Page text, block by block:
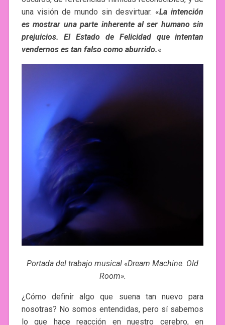
una visión de mundo sin desvirtuar. «La intención
es mostrar una parte inherente al ser humano sin
prejuicios. El Estado de Felicidad que intentan
vendernos es tan falso como aburrido.«
Portada del trabajo musical «Dream Machine. Old
Room».
¿Cómo definir algo que suena tan nuevo para
nosotras? No somos entendidas, pero sí sabemos
lo que hace reacción en nuestro cerebro, en